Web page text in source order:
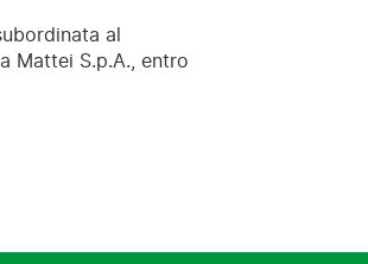
al
Mattei S.p.A., entro